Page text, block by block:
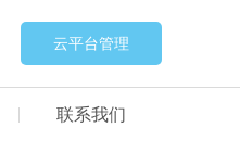
云平台管理
联系我们